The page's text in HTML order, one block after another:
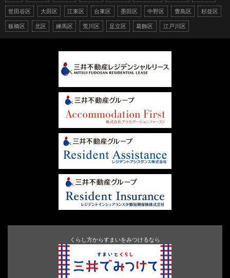
世田谷区 大田区 江東区 台東区 墨田区 中野区 豊島区 杉並区
板橋区 北区 練馬区 荒川区 足立区 葛飾区 江戸川区
くらし方からすまいをみつけるなら